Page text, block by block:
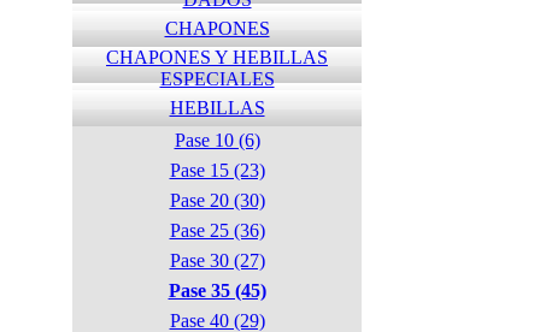
CHAPONES
CHAPONES Y HEBILLAS
ESPECIALES
HEBILLAS
Pase 10 (6)
Pase 15 (23)
Pase 20 (30)
Pase 25 (36)
Pase 30 (27)
Pase 35 (45)
Pase 40 (29)